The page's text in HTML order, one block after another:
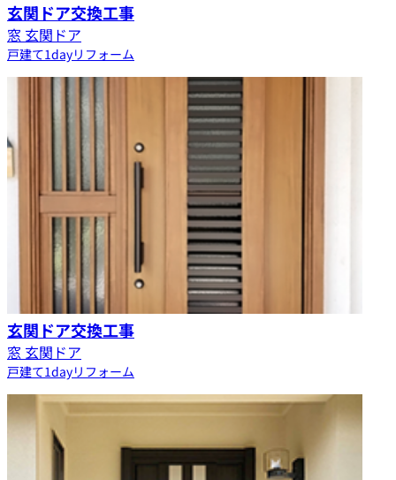
玄関ドア交換工事
窓 玄関ドア
戸建て1dayリフォーム
玄関ドア交換工事
窓 玄関ドア
戸建て1dayリフォーム